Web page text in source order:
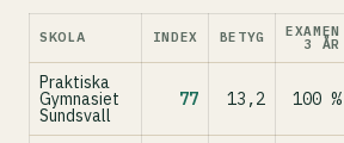
SKOLA INDEX BETYG EXAMEN
3 ÅR
Praktiska
Gymnasiet
Sundsvall
77 13,2 100 %